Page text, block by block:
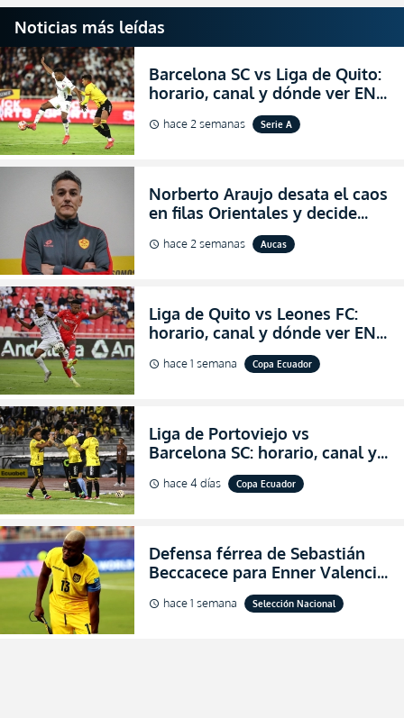
Noticias más leídas
Barcelona SC vs Liga de Quito:
horario, canal y dónde ver EN
VIVO la Fecha 22 de la LigaPro
2026
schedule hace 2 semanas Serie A
Norberto Araujo desata el caos
en filas Orientales y decide
abandonar la dirección técnica
de Aucas
schedule hace 2 semanas Aucas
Liga de Quito vs Leones FC:
horario, canal y dónde ver EN
VIVO los octavos de final de la
Copa Ecuador 2026
schedule hace 1 semana Copa Ecuador
Liga de Portoviejo vs
Barcelona SC: horario, canal y
dónde ver EN VIVO los octavos
de final de la Copa Ecuador
schedule hace 4 días Copa Ecuador
Defensa férrea de Sebastián
Beccacece para Enner Valencia
al indicar que era el hombre
indicado para Ecuador
schedule hace 1 semana Selección Nacional